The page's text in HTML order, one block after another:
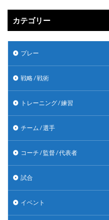
カテゴリー
プレー
戦略 / 戦術
トレーニング / 練習
チーム / 選手
コーチ / 監督 / 代表者
試合
イベント